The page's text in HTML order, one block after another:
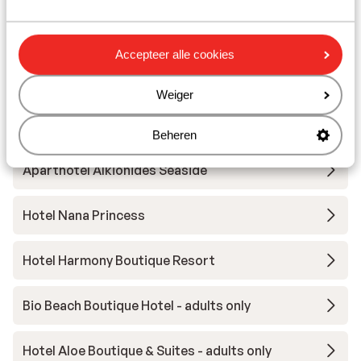
Accepteer alle cookies
Weiger
Beheren
Hotel Minois Boutique - adults only
Seascape Luxury Residences - adults only
Aparthotel Lito Beach
Aparthotel Alkionides Seaside
Hotel Nana Princess
Hotel Harmony Boutique Resort
Bio Beach Boutique Hotel - adults only
Hotel Aloe Boutique & Suites - adults only